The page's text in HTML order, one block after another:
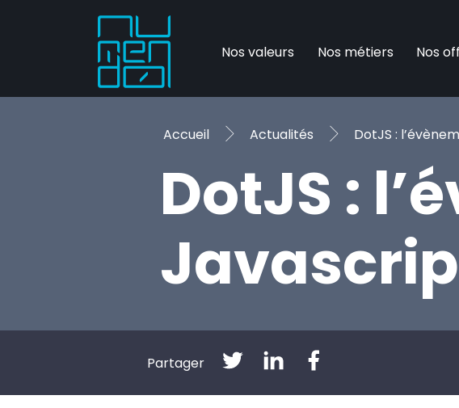
Nos valeurs Nos métiers Nos
Accueil Actualités DotJS :
DotJS :
Partager